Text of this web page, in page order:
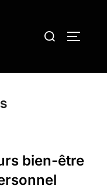
Rechercher :
bien-être